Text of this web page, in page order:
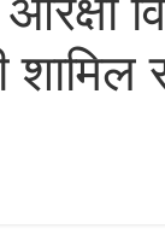
शामिल